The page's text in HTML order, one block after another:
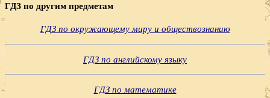
ГДЗ по другим предметам
ГДЗ по окружающему миру и обществознанию
ГДЗ по английскому языку
ГДЗ по математике